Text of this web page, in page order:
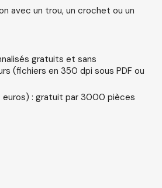
avec un trou, un crochet ou un
gratuits et sans
(fichiers en 350 dpi sous PDF ou
euros) : gratuit par 3000 pièces